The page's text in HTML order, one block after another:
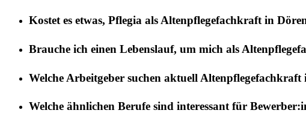
Kostet es etwas, Pflegia als Altenpflegefachkraft in
Brauche ich einen Lebenslauf, um mich als
Welche Arbeitgeber suchen aktuell Altenpflegefachkraft
Welche ähnlichen Berufe sind interessant für